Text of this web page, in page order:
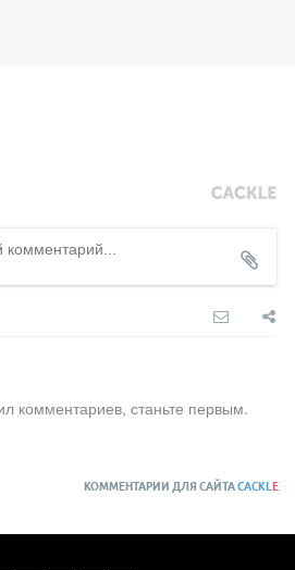
комментариев, станьте первым.
КОММЕНТАРИИ ДЛЯ САЙТАCACKL E